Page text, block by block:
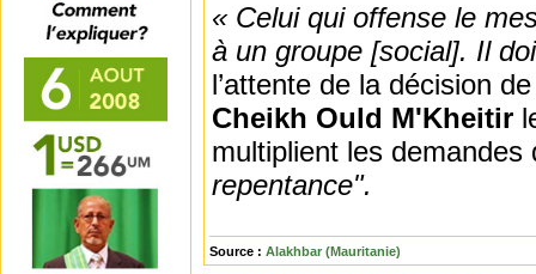
Un syndicat de l’enseignement
rejette la...
« Celui qui offense le
à un groupe [social]. Il
l’attente de la décision
Cheikh Ould M'Kheitir
multiplient les demandes
repentance".
Source : Alakhbar (Mauritanie)